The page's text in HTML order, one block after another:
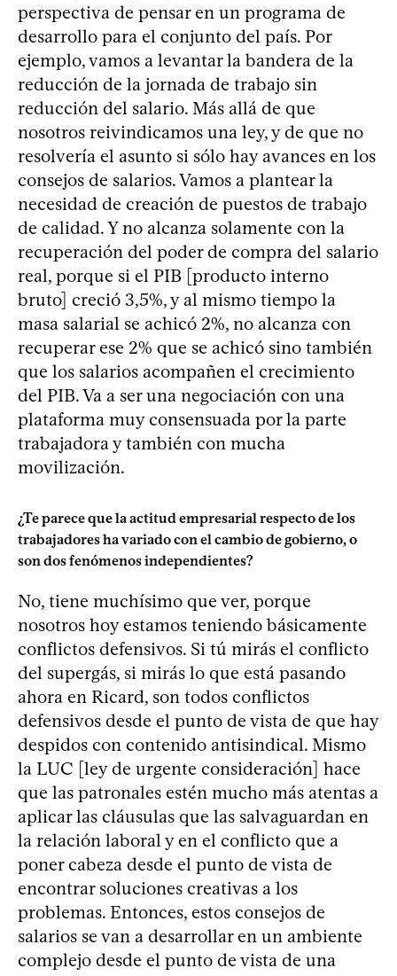
perspectiva de pensar en un programa de
desarrollo para el conjunto del país. Por
ejemplo, vamos a levantar la bandera de la
reducción de la jornada de trabajo sin
reducción del salario. Más allá de que
nosotros reivindicamos una ley, y de que no
resolvería el asunto si sólo hay avances en los
consejos de salarios. Vamos a plantear la
necesidad de creación de puestos de trabajo
de calidad. Y no alcanza solamente con la
recuperación del poder de compra del salario
real, porque si el PIB [producto interno
bruto] creció 3,5%, y al mismo tiempo la
masa salarial se achicó 2%, no alcanza con
recuperar ese 2% que se achicó sino también
que los salarios acompañen el crecimiento
del PIB. Va a ser una negociación con una
plataforma muy consensuada por la parte
trabajadora y también con mucha
movilización.
¿Te parece que la actitud empresarial respecto de los
trabajadores ha variado con el cambio de gobierno, o
son dos fenómenos independientes?
No, tiene muchísimo que ver, porque
nosotros hoy estamos teniendo básicamente
conflictos defensivos. Si tú mirás el conflicto
del supergás, si mirás lo que está pasando
ahora en Ricard, son todos conflictos
defensivos desde el punto de vista de que hay
despidos con contenido antisindical. Mismo
la LUC [ley de urgente consideración] hace
que las patronales estén mucho más atentas a
aplicar las cláusulas que las salvaguardan en
la relación laboral y en el conflicto que a
poner cabeza desde el punto de vista de
encontrar soluciones creativas a los
problemas. Entonces, estos consejos de
salarios se van a desarrollar en un ambiente
complejo desde el punto de vista de una